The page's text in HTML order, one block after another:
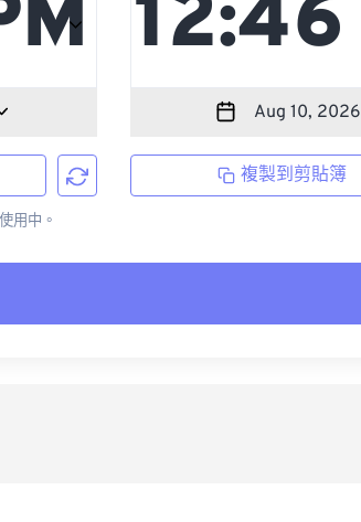
用中。
複製到剪貼簿